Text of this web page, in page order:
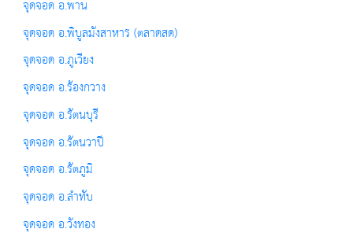
จุดจอด อ.พาน
จุดจอด อ.พิบูลมังสาหาร (ตลาดสด)
จุดจอด อ.ภูเวียง
จุดจอด อ.ร้องกวาง
จุดจอด อ.รัตนบุรี
จุดจอด อ.รัตนวาปี
จุดจอด อ.รัตภูมิ
จุดจอด อ.ลำทับ
จุดจอด อ.วังทอง